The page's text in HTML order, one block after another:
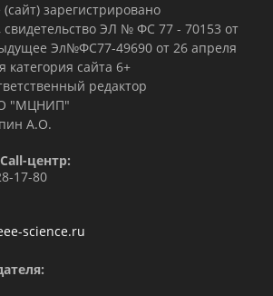
зарегистрировано
свидетельство ЭЛ № ФС 77 - 70153 от
Эл№ФC77-49690 от 26 апреля
категория сайта 6+
редактор
"МЦНИП"
А.О.
центр:
17-80
science.ru